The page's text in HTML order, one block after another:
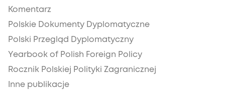
Komentarz
Polskie Dokumenty Dyplomatyczne
Polski Przegląd Dyplomatyczny
Yearbook of Polish Foreign Policy
Rocznik Polskiej Polityki Zagranicznej
Inne publikacje